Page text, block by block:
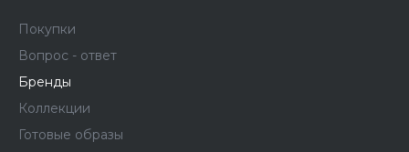
Покупки
Вопрос - ответ
Бренды
Коллекции
Готовые образы